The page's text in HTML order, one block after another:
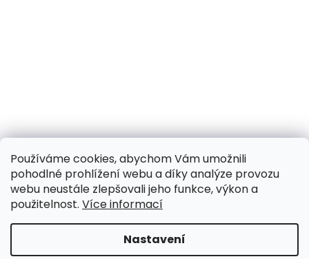
Používáme cookies, abychom Vám umožnili
pohodlné prohlížení webu a díky analýze provozu
webu neustále zlepšovali jeho funkce, výkon a
použitelnost. Více informací
Nastavení